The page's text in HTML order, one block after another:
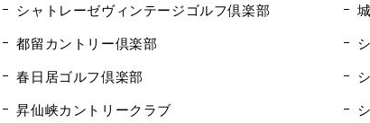
シャトレーゼヴィンテージゴルフ倶楽部
都留カントリー倶楽部
春日居ゴルフ倶楽部
昇仙峡カントリークラブ